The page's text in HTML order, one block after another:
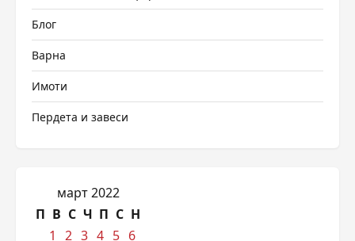
Блог
Варна
Имоти
Пердета и завеси
март 2022
П В С Ч П С Н
1
2 3 4 5 6